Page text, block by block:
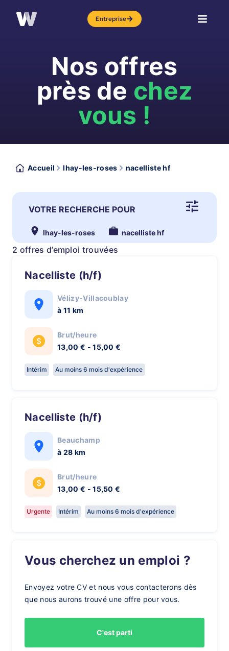
Entreprise
Nos offres
près de chez
vous !
Accueil lhay-les-roses nacelliste hf
VOTRE RECHERCHE POUR
lhay-les-roses nacelliste hf
2 offres d’emploi trouvées
Nacelliste (h/f)
Vélizy-Villacoublay
à 11 km
Brut/heure
13,00 € - 15,00 €
Intérim Au moins 6 mois d'expérience
Nacelliste (h/f)
Beauchamp
à 28 km
Brut/heure
13,00 € - 15,50 €
Urgente Intérim Au moins 6 mois d'expérience
Vous cherchez un emploi ?
Envoyez votre CV et nous vous contacterons dès
que nous aurons trouvé une offre pour vous.
C'est parti